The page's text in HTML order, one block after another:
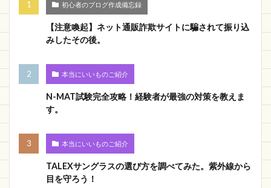
初心者のブログ作成備忘録
【注意喚起】ネット通販詐欺サイトに騙されて振り込
みしたその後。
本当にいいものご紹介
N-MAT試験完全攻略！経験者が最強の対策を教えま
す。
本当にいいものご紹介
TALEXサングラスの選び方を調べてみた。紫外線から
目を守ろう！